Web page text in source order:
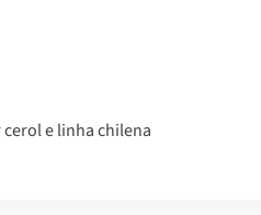
e linha chilena